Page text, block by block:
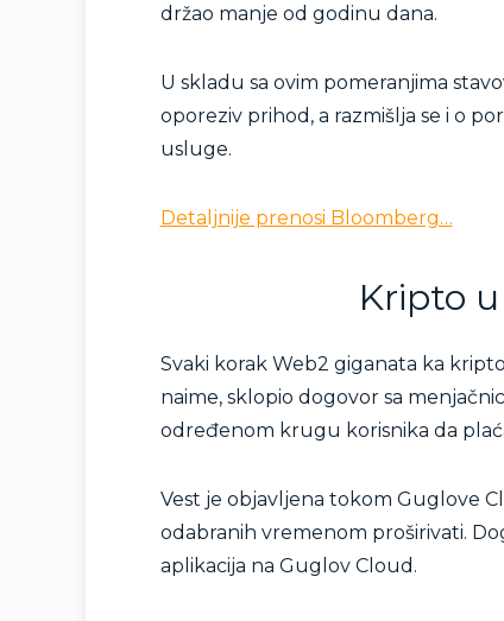
držao manje od godinu dana.
U skladu sa ovim pomeranjima
oporeziv prihod, a razmišlja se i o
usluge.
Detaljnije prenosi Bloomberg…
Kripto
Svaki korak Web2 giganata ka
naime, sklopio dogovor sa
određenom krugu korisnika da
Vest je objavljena tokom Guglove
odabranih vremenom proširivati.
aplikacija na Guglov Cloud.